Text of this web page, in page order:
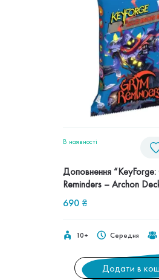
В наявностi
Доповнення “KeyForge:
Reminders – Archon
690 ₴
10+ Середня
Додати в